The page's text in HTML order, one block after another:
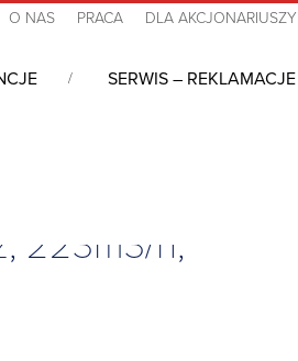
O NAS PRACA DLA AKCJONARIUSZY
SERWIS – REKLAMACJE
223m3/h,